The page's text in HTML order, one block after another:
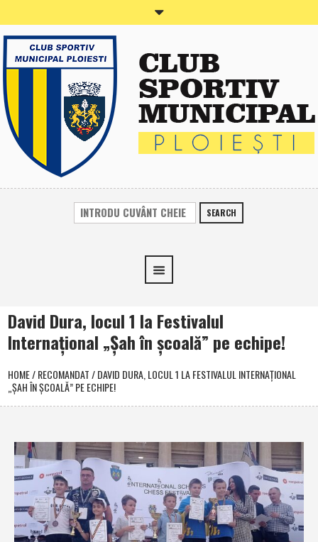
SEARCH
David Dura, locul 1 la Festivalul
Internaţional „Şah în şcoală” pe echipe!
HOME/RECOMANDAT/DAVID DURA, LOCUL 1 LA FESTIVALUL INTERNAŢIONAL
„ŞAH ÎN ŞCOALĂ” PE ECHIPE!